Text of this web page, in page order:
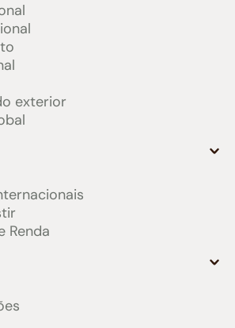
exterior
Renda